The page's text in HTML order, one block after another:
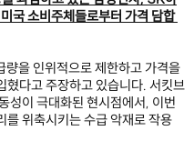
국 소비주체들로부터 가격 담합
을 인위적으로 제한하고 가격을
혔다고 주장하고 있습니다. 서킷브
성이 극대화된 현시점에서, 이번
를 위축시키는 수급 악재로 작용